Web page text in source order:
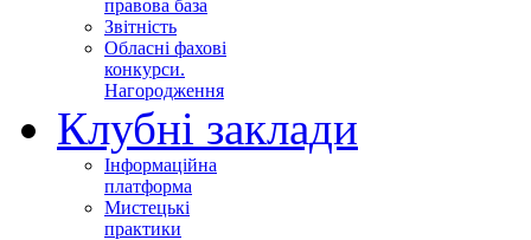
правова база
Звітність
Обласні фахові
конкурси.
Нагородження
Клубні заклади
Інформаційна
платформа
Мистецькі
практики